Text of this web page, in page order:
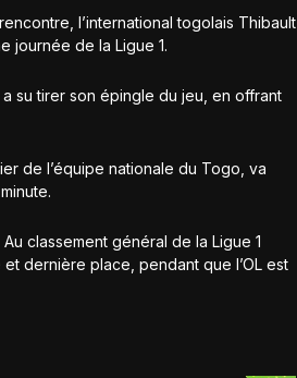
l’international togolais Thibault
journée de la Ligue 1.
su tirer son épingle du jeu, en offrant
de l’équipe nationale du Togo, va
classement général de la Ligue 1
dernière place, pendant que l’OL est